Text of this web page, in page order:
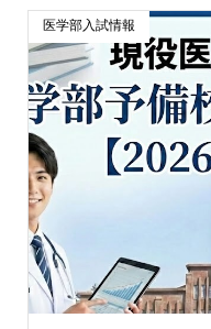
医学部入試情報